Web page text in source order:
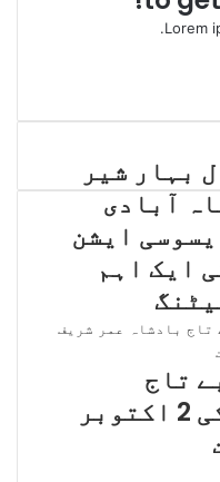
Lorem
بہار شیر
آبادی
ایشن
ایک اہم
تاج
بادشاہ عمر شریف کی 2 اکتوبر